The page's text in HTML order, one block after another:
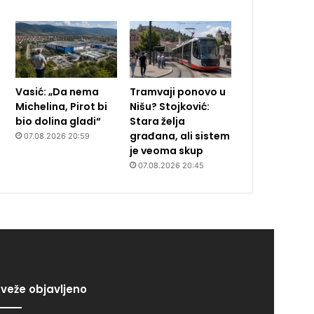
Vasić: „Da nema
Michelina, Pirot bi
bio dolina gladi“
07.08.2026 20:59
Tramvaji ponovo u
Nišu? Stojković:
Stara želja
građana, ali sistem
je veoma skup
07.08.2026 20:45
objavljeno